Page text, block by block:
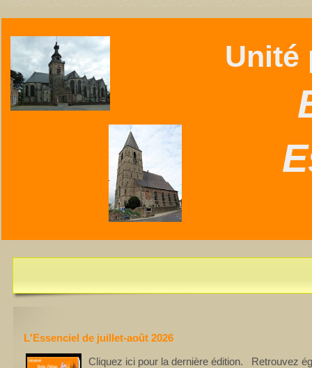
Unité
L'Essentiel de juillet-août 2026 est disponible
L'Essenciel de juillet-août 2026
Cliquez ici pour la dernière édition. Retrouvez